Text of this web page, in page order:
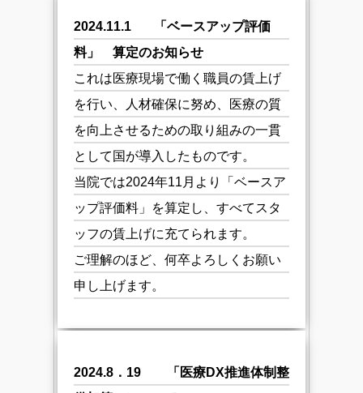
2024.11.1 「ベースアップ評価
料」 算定のお知らせ
これは医療現場で働く職員の賃上げ
を行い、人材確保に努め、医療の質
を向上させるための取り組みの一貫
として国が導入したものです。
当院では2024年11月より「ベースア
ップ評価料」を算定し、すべてスタ
ッフの賃上げに充てられます。
ご理解のほど、何卒よろしくお願い
申し上げます。
2024.8．19 「医療DX推進体制整